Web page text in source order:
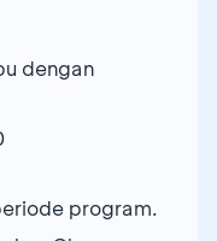
dengan
program.